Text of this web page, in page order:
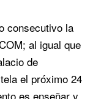
consecutivo la
al igual que
de
el próximo 24
es enseñar y